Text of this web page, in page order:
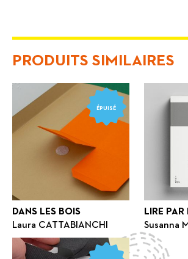
PRODUITS SIMILAIRES
DANS LES BOIS
Laura CATTABIANCHI
ÉPUISÉ
LIRE
Susanna